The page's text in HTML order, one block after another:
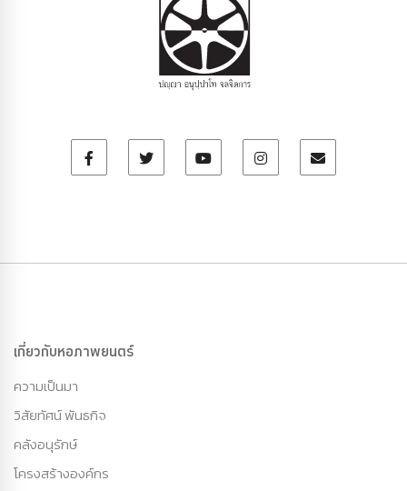
เกี่ยวกับหอภาพยนตร์
ความเป็นมา
วิสัยทัศน์ พันธกิจ
คลังอนุรักษ์
โครงสร้างองค์กร